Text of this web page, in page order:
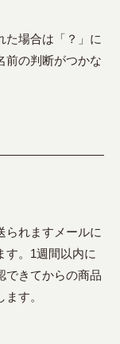
た場合は「？」に
前の判断がつかな
られますメールに
す。1週間以内に
できてからの商品
す。